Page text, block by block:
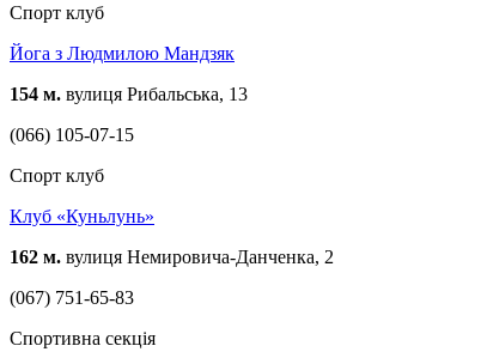
Спорт клуб
Йога з Людмилою Мандзяк
154 м. вулиця Рибальська, 13
(066) 105-07-15
Спорт клуб
Клуб «Куньлунь»
162 м. вулиця Немировича-Данченка, 2
(067) 751-65-83
Спортивна секція